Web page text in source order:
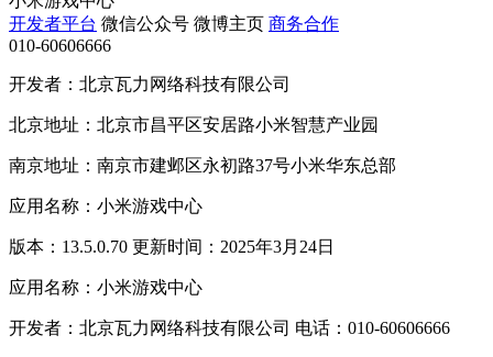
开发者平台 微信公众号 微博主页 商务合作
010-60606666
开发者：北京瓦力网络科技有限公司
北京地址：北京市昌平区安居路小米智慧产业园
南京地址：南京市建邺区永初路37号小米华东总部
应用名称：小米游戏中心
版本：13.5.0.70 更新时间：2025年3月24日
应用名称：小米游戏中心
开发者：北京瓦力网络科技有限公司 电话：010-60606666